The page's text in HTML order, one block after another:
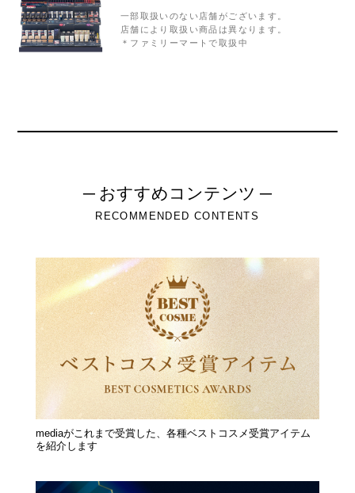
一部取扱いのない店舗がございます。
店舗により取扱い商品は異なります。
＊ファミリーマートで取扱中
─ おすすめコンテンツ ─
RECOMMENDED CONTENTS
mediaがこれまで受賞した、各種ベストコスメ受賞アイテム
を紹介します